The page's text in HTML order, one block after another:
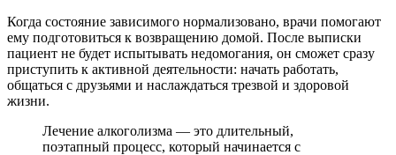
Когда состояние зависимого нормализовано, врачи помогают
ему подготовиться к возвращению домой. После выписки
пациент не будет испытывать недомогания, он сможет сразу
приступить к активной деятельности: начать работать,
общаться с друзьями и наслаждаться трезвой и здоровой
жизни.
Лечение алкоголизма — это длительный,
поэтапный процесс, который начинается с